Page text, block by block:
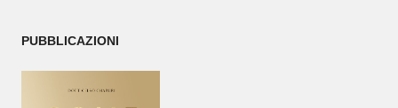
PUBBLICAZIONI